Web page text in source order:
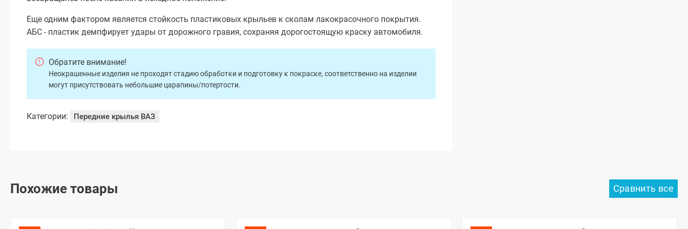
Еще одним фактором является стойкость пластиковых крыльев к сколам лакокрасочного покрытия.
АБС - пластик демпфирует удары от дорожного гравия, сохраняя дорогостоящую краску автомобиля.
Обратите внимание!
Неокрашенные изделия не проходят стадию обработки и подготовку к покраске, соответственно на изделии
могут присутствовать небольшие царапины/потертости.
Категории: Передние крылья ВАЗ
Похожие товары